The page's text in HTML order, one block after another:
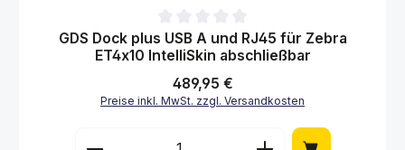
Durchschnittliche Bewertung von 0 von 5 Sternen
GDS Dock plus USB A und RJ45 für Zebra
ET4x10 IntelliSkin abschließbar
Regulärer Preis:
489,95 €
Preise inkl. MwSt. zzgl. Versandkosten
Produkt Anzahl: Gib den gewünschten